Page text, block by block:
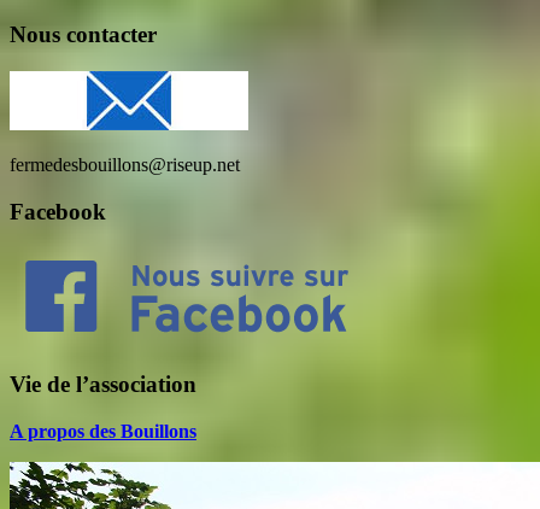
Nous contacter
fermedesbouillons@riseup.net
Facebook
Vie de l’association
A propos des Bouillons